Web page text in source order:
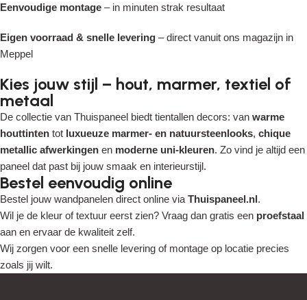
Eenvoudige montage – in minuten strak resultaat
Eigen voorraad & snelle levering – direct vanuit ons magazijn in
Meppel
Kies jouw stijl – hout, marmer, textiel of
metaal
De collectie van Thuispaneel biedt tientallen decors: van warme
houttinten tot luxueuze marmer- en natuursteenlooks, chique
metallic afwerkingen en moderne uni-kleuren. Zo vind je altijd een
paneel dat past bij jouw smaak en interieurstijl.
Bestel eenvoudig online
Bestel jouw wandpanelen direct online via Thuispaneel.nl.
Wil je de kleur of textuur eerst zien? Vraag dan gratis een proefstaal
aan en ervaar de kwaliteit zelf.
Wij zorgen voor een snelle levering of montage op locatie precies
zoals jij wilt.